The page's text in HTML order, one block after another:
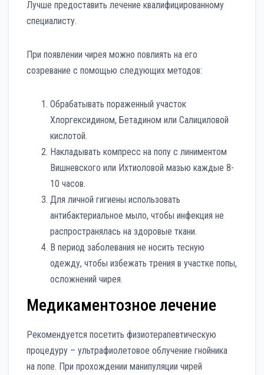
Лучше предоставить лечение квалифицированному
специалисту.
При появлении чирея можно повлиять на его
созревание с помощью следующих методов:
Обрабатывать пораженный участок
Хлоргексидином, Бетадином или Салициловой
кислотой.
Накладывать компресс на попу с линиментом
Вишневского или Ихтиоловой мазью каждые 8-
10 часов.
Для личной гигиены использовать
антибактериальное мыло, чтобы инфекция не
распространялась на здоровые ткани.
В период заболевания не носить тесную
одежду, чтобы избежать трения в участке попы,
осложнений чирея.
Медикаментозное лечение
Рекомендуется посетить физиотерапевтическую
процедуру – ультрафиолетовое облучение гнойника
на попе. При прохождении манипуляции чирей